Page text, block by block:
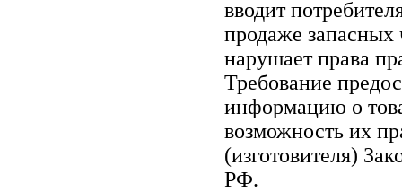
вводит
продаже запасных
нарушает права
Требование
информацию о
возможность их
(изготовителя)
РФ.